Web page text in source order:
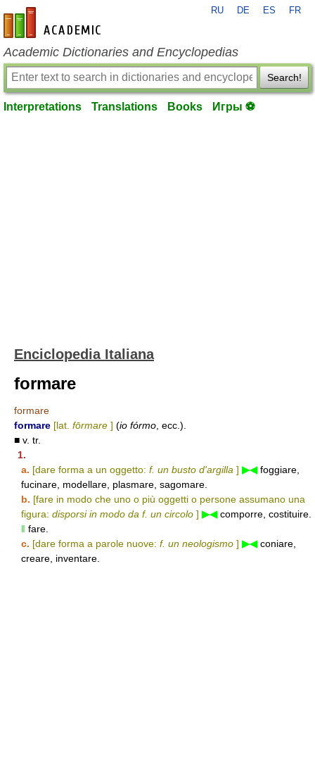
en-academic.com
RU DE ES FR
Academic Dictionaries and Encyclopedias
Search!
Interpretations Translations Books Игры ⚽
Enciclopedia Italiana
formare
formare
formare [lat. fōrmare ] (io fórmo , ecc.).
■ v. tr.
1.
a. [dare forma a un oggetto: f. un busto d'argilla ] ▶◀foggiare,
fucinare, modellare, plasmare, sagomare.
b. [fare in modo che uno o più oggetti o persone assumano una
figura: disporsi in modo da f. un circolo ] ▶◀comporre, costituire.
‖ fare.
c. [dare forma a parole nuove: f. un neologismo ] ▶◀coniare,
creare, inventare.